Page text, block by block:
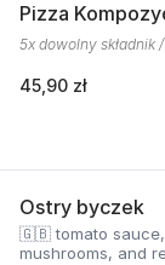
Pizza
5x dowolny składnik
45,90 zł
Ostry byczek
🇬🇧 tomato sauce,
mushrooms, and